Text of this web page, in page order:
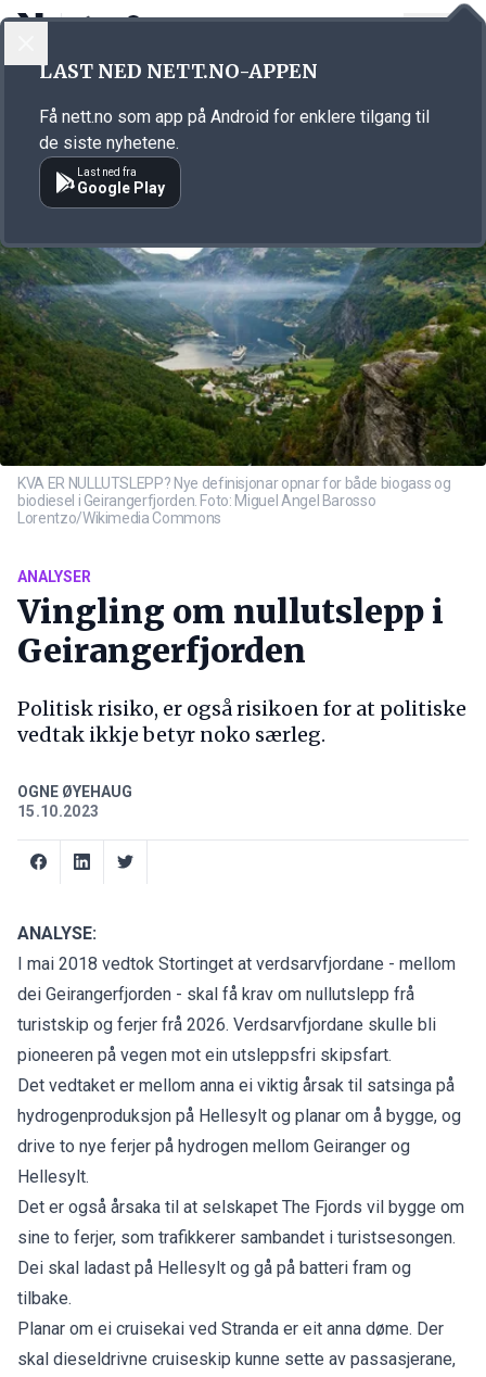
Annonsørinnhold
KVA ER NULLUTSLEPP? Nye definisjonar opnar for både biogass og
biodiesel i Geirangerfjorden. Foto: Miguel Angel Barosso
Lorentzo/Wikimedia Commons
ANALYSER
Vingling om nullutslepp i
Geirangerfjorden
Politisk risiko, er også risikoen for at politiske
vedtak ikkje betyr noko særleg.
OGNE ØYEHAUG
15.10.2023
ANALYSE:
I mai 2018 vedtok Stortinget at verdsarvfjordane - mellom
dei Geirangerfjorden - skal få krav om nullutslepp frå
turistskip og ferjer frå 2026. Verdsarvfjordane skulle bli
pioneeren på vegen mot ein utsleppsfri skipsfart.
Det vedtaket er mellom anna ei viktig årsak til satsinga på
hydrogenproduksjon på Hellesylt og planar om å bygge, og
drive to nye ferjer på hydrogen mellom Geiranger og
Hellesylt.
Det er også årsaka til at selskapet The Fjords vil bygge om
sine to ferjer, som trafikkerer sambandet i turistsesongen.
Dei skal ladast på Hellesylt og gå på batteri fram og
tilbake.
Planar om ei cruisekai ved Stranda er eit anna døme. Der
skal dieseldrivne cruiseskip kunne sette av passasjerane,
LAST NED NETT.NO-APPEN
Få nett.no som app på Android for enklere tilgang til
de siste nyhetene.
Last ned fra
Google Play